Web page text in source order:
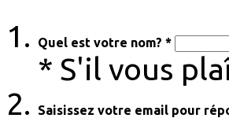
Quel est votre nom? *
* S'il vous
Saisissez votre email pour